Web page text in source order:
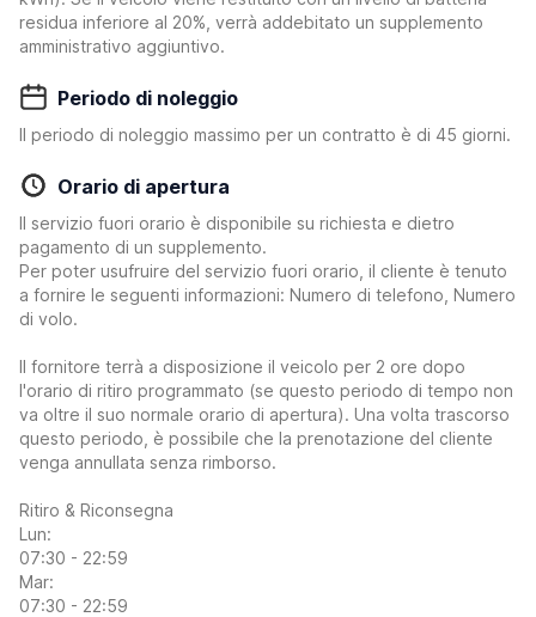
residua inferiore al 20%, verrà addebitato un supplemento
amministrativo aggiuntivo.
Periodo di noleggio
Il periodo di noleggio massimo per un contratto è di 45 giorni.
Orario di apertura
Il servizio fuori orario è disponibile su richiesta e dietro
pagamento di un supplemento.
Per poter usufruire del servizio fuori orario, il cliente è tenuto
a fornire le seguenti informazioni: Numero di telefono, Numero
di volo.
Il fornitore terrà a disposizione il veicolo per 2 ore dopo
l'orario di ritiro programmato (se questo periodo di tempo non
va oltre il suo normale orario di apertura). Una volta trascorso
questo periodo, è possibile che la prenotazione del cliente
venga annullata senza rimborso.
Ritiro & Riconsegna
Lun:
07:30 - 22:59
Mar:
07:30 - 22:59